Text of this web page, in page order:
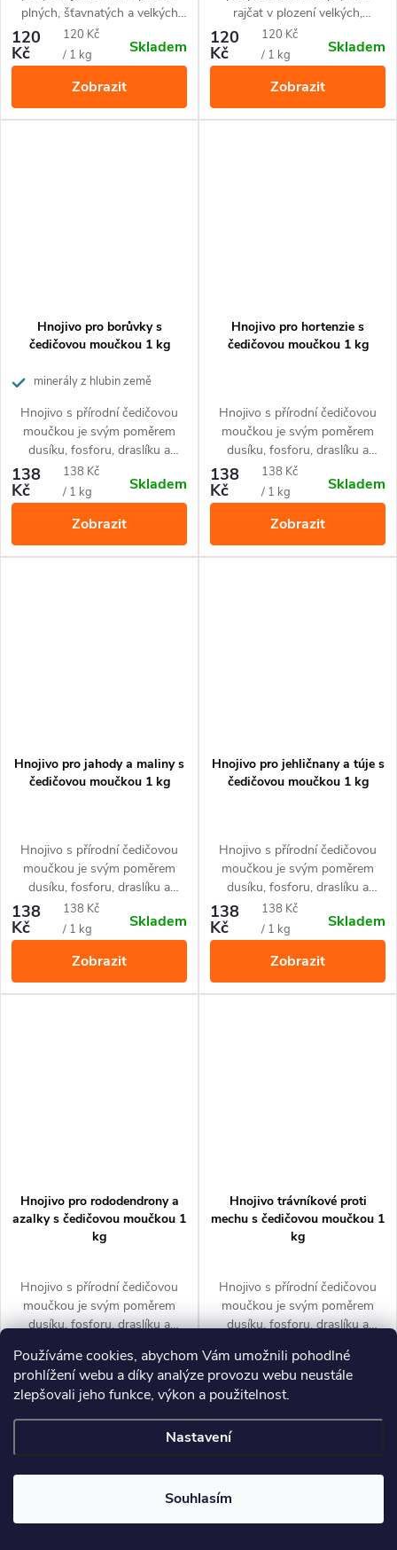
Používáme cookies, abychom Vám umožnili pohodlné
prohlížení webu a díky analýze provozu webu neustále
zlepšovali jeho funkce, výkon a použitelnost.
Nastavení
Souhlasím
plných, šťavnatých a velkých
plodů. Hnojivo je vhodné pro
všechny druhy jahod
pěstovaných v nádobách i ve
volné půdě, ale také pro
drobnoplodé ovoce jako jsou
maliny, ostružiny, rybíz nebo
120
Kč
Měrná
cena:
120 Kč
/ 1 kg
Skladem
Zobrazit
rajčat v plození velkých,
probarvených a zdravých plodů.
Hnojivo je vhodné pro všechny
druhy rajčat a paprik
pěstovaných v nádobách i ve
volné půdě. Díky svému
unikátnímu složení uvolňuje
120
Kč
Měrná
cena:
120 Kč
/ 1 kg
Skladem
Zobrazit
Hnojivo pro borůvky s
čedičovou moučkou 1 kg
minerály z hlubin země
Hnojivo s přírodní čedičovou
moučkou je svým poměrem
dusíku, fosforu, draslíku a
železa přizpůsobené pro
borůvky.
138
Kč
Měrná
cena:
138 Kč
/ 1 kg
Skladem
Zobrazit
Hnojivo pro hortenzie s
čedičovou moučkou 1 kg
Hnojivo s přírodní čedičovou
moučkou je svým poměrem
dusíku, fosforu, draslíku a
železa přizpůsobené pro
všechny druhy hortenzií.
138
Kč
Měrná
cena:
138 Kč
/ 1 kg
Skladem
Zobrazit
Hnojivo pro jahody a maliny s
čedičovou moučkou 1 kg
Hnojivo s přírodní čedičovou
moučkou je svým poměrem
dusíku, fosforu, draslíku a
železa přizpůsobené pro jahody,
maliny a další drobné ovoce.
138
Kč
Měrná
cena:
138 Kč
/ 1 kg
Skladem
Zobrazit
Hnojivo pro jehličnany a túje s
čedičovou moučkou 1 kg
Hnojivo s přírodní čedičovou
moučkou je svým poměrem
dusíku, fosforu, draslíku a
železa přizpůsobené pro
všechny druhy jehličnanů a tújí.
138
Kč
Měrná
cena:
138 Kč
/ 1 kg
Skladem
Zobrazit
Hnojivo pro rododendrony a
azalky s čedičovou moučkou 1
kg
Hnojivo s přírodní čedičovou
moučkou je svým poměrem
dusíku, fosforu, draslíku a
všechny druhy rododendronů,
azalek a ostatních
kyselomilných rostlin.
138
Kč
cena:
/ 1 kg
Skladem
Zobrazit
Hnojivo trávníkové proti
mechu s čedičovou moučkou 1
kg
Hnojivo s přírodní čedičovou
moučkou je svým poměrem
dusíku, fosforu, draslíku a
okrasné trávníky.
138
Kč
cena:
138 Kč
/ 1 kg
Skladem
Zobrazit